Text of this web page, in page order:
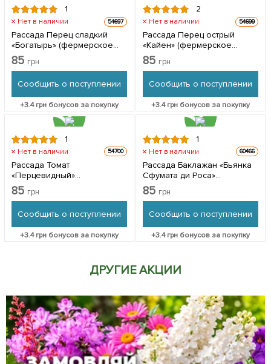
1
Нет в наличии 54697
Рассада Перец сладкий
«Богатырь» (фермерское
взращивание), 1шт в
упаковке
85 грн
Сообщить о поступлении
+3.4грн бонусов за покупку
2
Нет в наличии 54699
Рассада Перец острый
«Кайен» (фермерское
взращивание), 1шт в
упаковке
85 грн
Сообщить о поступлении
+3.4грн бонусов за покупку
1
Нет в наличии 54700
Рассада Томат
«Перцевидный»
(фермерское
взращивание), 1шт в
85 грн
Сообщить о поступлении
+3.4грн бонусов за покупку
1
Нет в наличии 60466
Рассада Баклажан «Бьянка
Сфумата ди Роса»
(фермерское
взращивание), 1шт в
85 грн
Сообщить о поступлении
+3.4грн бонусов за покупку
ДРУГИЕ АКЦИИ